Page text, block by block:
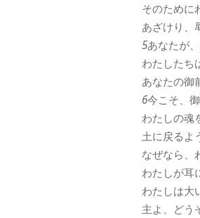
そのために
あざけり、
5あなたが
わたしたち
あなたの御
6今こそ、
わたしの魂
土に戻るよ
なぜなら、
わたしが耳
わたしは大
主よ、どう